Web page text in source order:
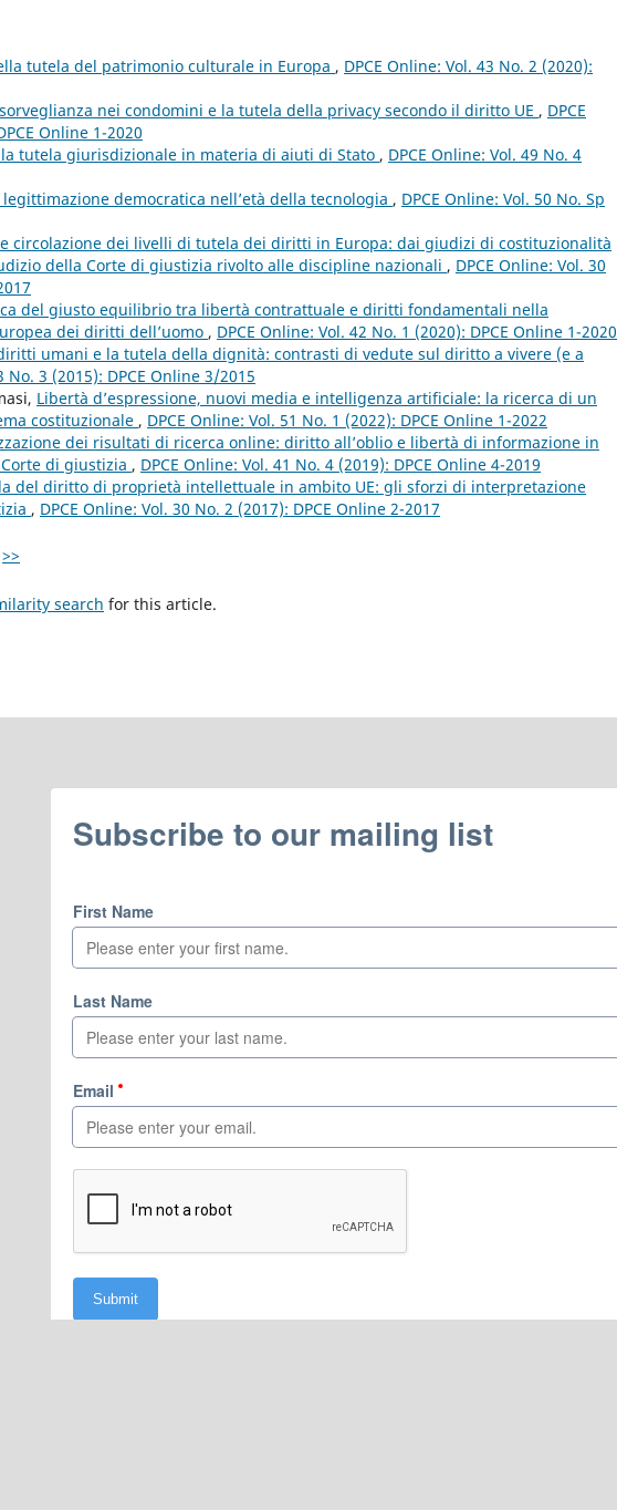
tutela del patrimonio culturale in Europa , DPCE Online: Vol. 43 No. 2 (2020):
nei condomini e la tutela della privacy secondo il diritto UE , DPCE
Online 1-2020
tutela giurisdizionale in materia di aiuti di Stato , DPCE Online: Vol. 49 No. 4
democratica nell’età della tecnologia , DPCE Online: Vol. 50 No. Sp
circolazione dei livelli di tutela dei diritti in Europa: dai giudizi di costituzionalità
della Corte di giustizia rivolto alle discipline nazionali , DPCE Online: Vol. 30
del giusto equilibrio tra libertà contrattuale e diritti fondamentali nella
dei diritti dell’uomo , DPCE Online: Vol. 42 No. 1 (2020): DPCE Online 1-2020
umani e la tutela della dignità: contrasti di vedute sul diritto a vivere (e a
No. 3 (2015): DPCE Online 3/2015
Libertà d’espressione, nuovi media e intelligenza artificiale: la ricerca di un
costituzionale , DPCE Online: Vol. 51 No. 1 (2022): DPCE Online 1-2022
dei risultati di ricerca online: diritto all’oblio e libertà di informazione in
di giustizia , DPCE Online: Vol. 41 No. 4 (2019): DPCE Online 4-2019
del diritto di proprietà intellettuale in ambito UE: gli sforzi di interpretazione
, DPCE Online: Vol. 30 No. 2 (2017): DPCE Online 2-2017
>>
search for this article.